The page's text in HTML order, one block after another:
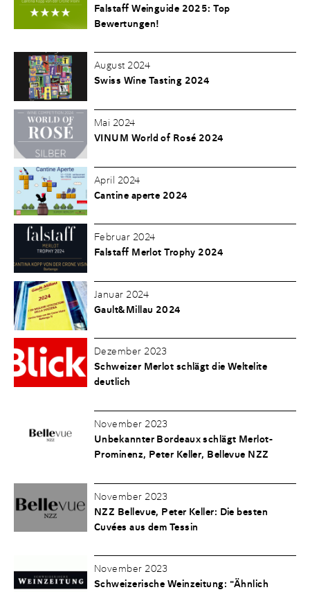
Falstaff Weinguide 2025: Top
Bewertungen!
August 2024
Swiss Wine Tasting 2024
Mai 2024
VINUM World of Rosé 2024
April 2024
Cantine aperte 2024
Februar 2024
Falstaff Merlot Trophy 2024
Januar 2024
Gault&Millau 2024
Dezember 2023
Schweizer Merlot schlägt die Weltelite
deutlich
November 2023
Unbekannter Bordeaux schlägt Merlot-
Prominenz, Peter Keller, Bellevue NZZ
November 2023
NZZ Bellevue, Peter Keller: Die besten
Cuvées aus dem Tessin
November 2023
Schweizerische Weinzeitung: "Ähnlich